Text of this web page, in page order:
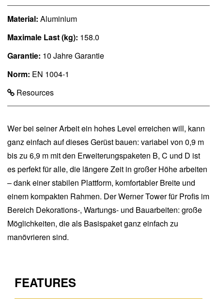
Material: Aluminium
Maximale Last (kg): 158.0
Garantie: 10 Jahre Garantie
Norm: EN 1004-1
Resources
Wer bei seiner Arbeit ein hohes Level erreichen will, kann
ganz einfach auf dieses Gerüst bauen: variabel von 0,9 m
bis zu 6,9 m mit den Erweiterungspaketen B, C und D ist
es perfekt für alle, die längere Zeit in großer Höhe arbeiten
– dank einer stabilen Plattform, komfortabler Breite und
einem kompakten Rahmen. Der Werner Tower für Profis im
Bereich Dekorations-, Wartungs- und Bauarbeiten: große
Möglichkeiten, die als Basispaket ganz einfach zu
manövrieren sind.
FEATURES